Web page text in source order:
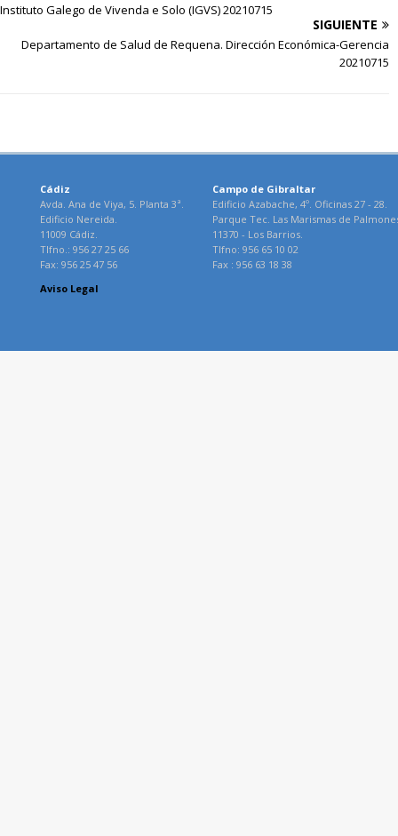
Instituto Galego de Vivenda e Solo (IGVS) 20210715
SIGUIENTE
Departamento de Salud de Requena. Dirección Económica-Gerencia
20210715
Cádiz
Avda. Ana de Viya, 5. Planta 3ª.
Edificio Nereida.
11009 Cádiz.
Tlfno.: 956 27 25 66
Fax: 956 25 47 56
Campo de Gibraltar
Edificio Azabache, 4º. Oficinas 27 - 28.
Parque Tec. Las Marismas de
11370 - Los Barrios.
Tlfno: 956 65 10 02
Fax : 956 63 18 38
Aviso Legal